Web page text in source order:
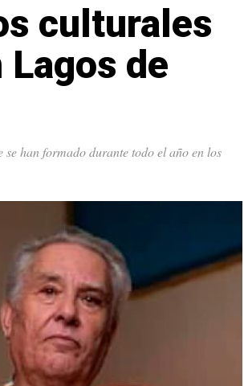
culturales
Lagos de
han formado durante todo el año en los